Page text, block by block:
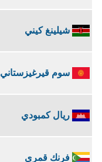
شيلينغ كيني
سوم قيرغيزستاني
ريال كمبودي
فرنك قمري